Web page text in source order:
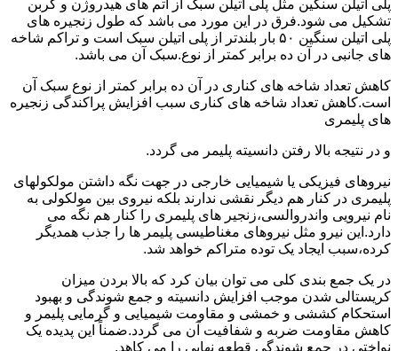
پلی اتیلن سنگین مثل پلی اتیلن سبک از اتم های هیدروژن و کربن
تشکیل می شود.فرق در این مورد می باشد که طول زنجیره های
پلی اتیلن سنگین ۵۰ بار بلندتر از پلی اتیلن سبک است و تراکم شاخه
های جانبی در آن ده برابر کمتر از نوع.سبک آن می باشد.
کاهش تعداد شاخه های کناری در آن ده برابر کمتر از نوع سبک آن
است.کاهش تعداد شاخه های کناری سبب افزایش پراکندگی زنجیره
های پلیمری
و در نتیجه بالا رفتن دانسیته پلیمر می گردد.
نیروهای فیزیکی یا شیمیایی خارجی در جهت نگه داشتن مولکولهای
پلیمری در کنار هم دیگر نقشی ندارند بلکه نیروی بین مولکولی به
نام نیرویی واندروالسی،زنجیر های پلیمری را کنار هم نگه می
دارد.این نیرو مثل نیروهای مغناطیسی پلیمر ها را جذب همدیگر
کرده،سبب ایجاد یک توده متراکم خواهد شد.
در یک جمع بندی کلی می توان بیان کرد که بالا بردن میزان
کریستالی شدن موجب افزایش دانسیته و جمع شوندگی و بهبود
استحکام کششی و خمشی و مقاومت شیمیایی و گرمایی پلیمر و
کاهش مقاومت ضربه و شفافیت آن می گردد.ضمناً این پدیده یک
نواختی در جمع شوندگی قطعه نهایی را می کاهد.